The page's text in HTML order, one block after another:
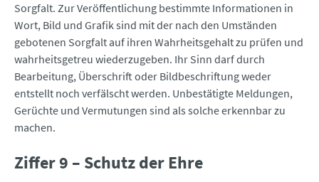
Sorgfalt. Zur Veröffentlichung bestimmte Informationen in
Wort, Bild und Grafik sind mit der nach den Umständen
gebotenen Sorgfalt auf ihren Wahrheitsgehalt zu prüfen und
wahrheitsgetreu wiederzugeben. Ihr Sinn darf durch
Bearbeitung, Überschrift oder Bildbeschriftung weder
entstellt noch verfälscht werden. Unbestätigte Meldungen,
Gerüchte und Vermutungen sind als solche erkennbar zu
machen.
Ziffer 9 – Schutz der Ehre